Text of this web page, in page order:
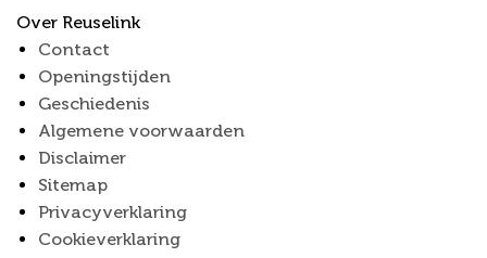
Over Reuselink
Contact
Openingstijden
Geschiedenis
Algemene voorwaarden
Disclaimer
Sitemap
Privacyverklaring
Cookieverklaring